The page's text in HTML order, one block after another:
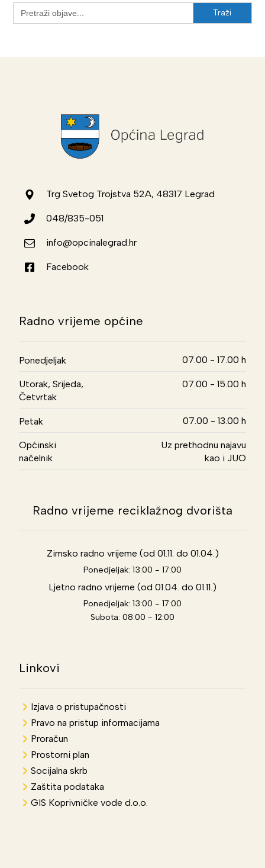
Search
for:
Trg Svetog Trojstva 52A, 48317 Legrad
048/835-051
info@opcinalegrad.hr
Facebook
Radno vrijeme općine
Ponedjeljak 07.00 - 17.00 h
Utorak, Srijeda,
Četvrtak
07.00 - 15.00 h
Petak 07.00 - 13.00 h
Općinski
načelnik
Uz prethodnu najavu
kao i JUO
Radno vrijeme reciklažnog dvorišta
Zimsko radno vrijeme (od 01.11. do 01.04.)
Ponedjeljak: 13:00 - 17:00
Ljetno radno vrijeme (od 01.04. do 01.11.)
Ponedjeljak: 13:00 - 17:00
Subota: 08:00 - 12:00
Linkovi
Izjava o pristupačnosti
Pravo na pristup informacijama
Proračun
Prostorni plan
Socijalna skrb
Zaštita podataka
GIS Koprivničke vode d.o.o.